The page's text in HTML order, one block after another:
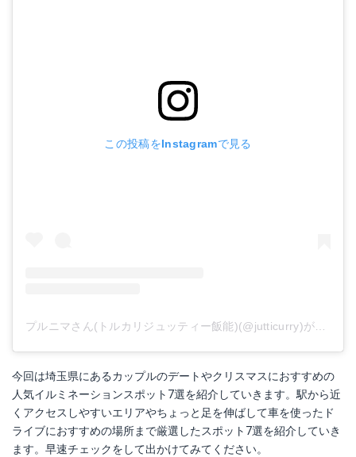
この投稿をInstagramで見る
プルニマさん(トルカリジュッティー飯能)(@jutticurry)がシェアした投稿
今回は埼玉県にあるカップルのデートやクリスマスにおすすめの
人気イルミネーションスポット7選を紹介していきます。駅から近
くアクセスしやすいエリアやちょっと足を伸ばして車を使ったド
ライブにおすすめの場所まで厳選したスポット7選を紹介していき
ます。早速チェックをして出かけてみてください。